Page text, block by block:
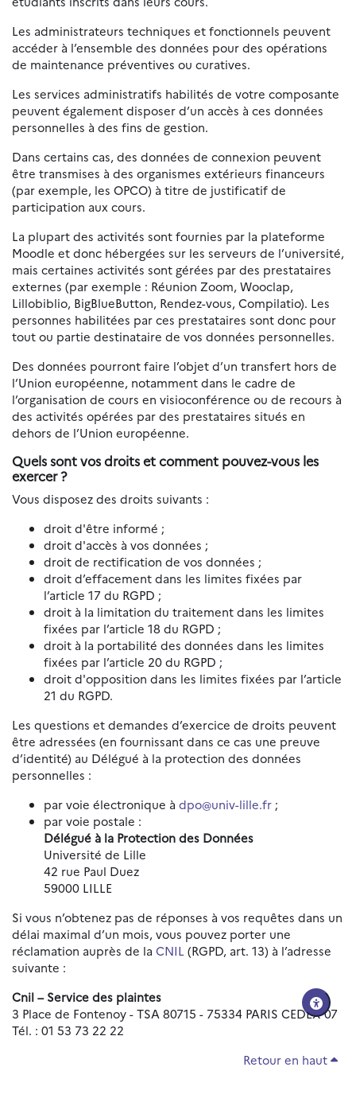
Les administrateurs techniques et fonctionnels peuvent
accéder à l’ensemble des données pour des opérations
de maintenance préventives ou curatives.
Les services administratifs habilités de votre composante
peuvent également disposer d’un accès à ces données
personnelles à des fins de gestion.
Dans certains cas, des données de connexion peuvent
être transmises à des organismes extérieurs financeurs
(par exemple, les OPCO) à titre de justificatif de
participation aux cours.
La plupart des activités sont fournies par la plateforme
Moodle et donc hébergées sur les serveurs de l’université,
mais certaines activités sont gérées par des prestataires
externes (par exemple : Réunion Zoom, Wooclap,
Lillobiblio, BigBlueButton, Rendez-vous, Compilatio). Les
personnes habilitées par ces prestataires sont donc pour
tout ou partie destinataire de vos données personnelles.
Des données pourront faire l’objet d’un transfert hors de
l’Union européenne, notamment dans le cadre de
l’organisation de cours en visioconférence ou de recours à
des activités opérées par des prestataires situés en
dehors de l’Union européenne.
Quels sont vos droits et comment pouvez-vous les
exercer ?
Vous disposez des droits suivants :
droit d'être informé ;
droit d'accès à vos données ;
droit de rectification de vos données ;
droit d’effacement dans les limites fixées par
l’article 17 du RGPD ;
droit à la limitation du traitement dans les limites
fixées par l’article 18 du RGPD ;
droit à la portabilité des données dans les limites
fixées par l’article 20 du RGPD ;
droit d'opposition dans les limites fixées par l’article
21 du RGPD.
Les questions et demandes d’exercice de droits peuvent
être adressées (en fournissant dans ce cas une preuve
d’identité) au Délégué à la protection des données
personnelles :
par voie électronique à dpo@univ-lille.fr ;
par voie postale :
Délégué à la Protection des Données
Université de Lille
42 rue Paul Duez
59000 LILLE
Si vous n’obtenez pas de réponses à vos requêtes dans un
délai maximal d’un mois, vous pouvez porter une
réclamation auprès de la CNIL (RGPD, art. 13) à l’adresse
suivante :
Cnil – Service des plaintes
3 Place de Fontenoy - TSA 80715 - 75334 PARIS CEDEX 07
Tél. : 01 53 73 22 22
Retour en haut